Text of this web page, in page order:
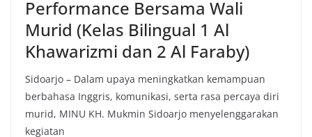
Performance Bersama Wali
Murid (Kelas Bilingual 1 Al
Khawarizmi dan 2 Al Faraby)
Sidoarjo – Dalam upaya meningkatkan kemampuan
berbahasa Inggris, komunikasi, serta rasa percaya diri
murid, MINU KH. Mukmin Sidoarjo menyelenggarakan
kegiatan